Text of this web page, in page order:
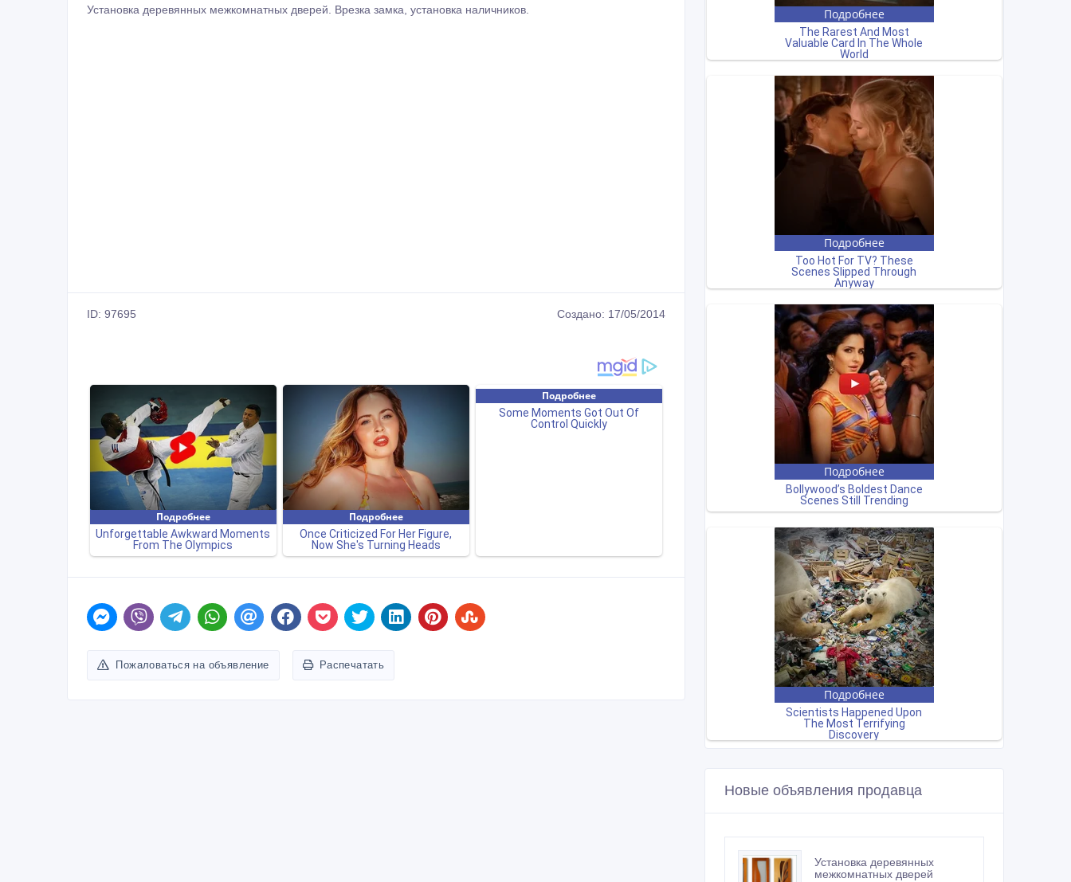
Установка деревянных межкомнатных дверей. Врезка замка, установка наличников.
ID: 97695 Создано: 17/05/2014
Пожаловаться на объявление Распечатать
Новые объявления продавца
Установка деревянных
межкомнатных дверей